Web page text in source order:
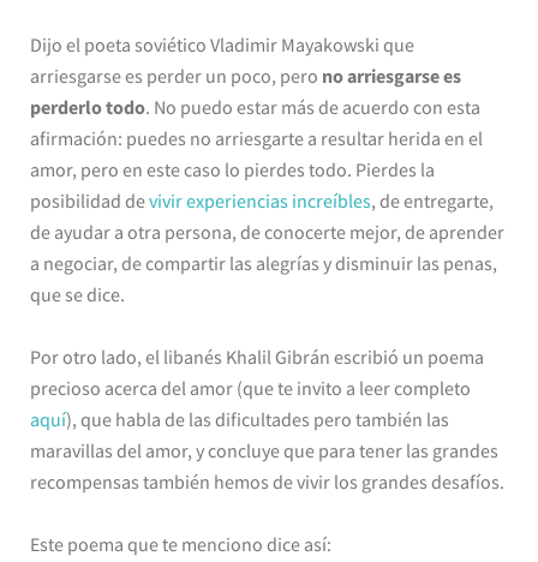
Dijo el poeta soviético Vladimir Mayakowski que
arriesgarse es perder un poco, pero no arriesgarse es
perderlo todo. No puedo estar más de acuerdo con esta
afirmación: puedes no arriesgarte a resultar herida en el
amor, pero en este caso lo pierdes todo. Pierdes la
posibilidad devivir experiencias increíbles, de entregarte,
de ayudar a otra persona, de conocerte mejor, de aprender
a negociar, de compartir las alegrías y disminuir las penas,
que se dice.
Por otro lado, el libanés Khalil Gibrán escribió un poema
precioso acerca del amor (que te invito a leer completo
aquí), que habla de las dificultades pero también las
maravillas del amor, y concluye que para tener las grandes
recompensas también hemos de vivir los grandes desafíos.
Este poema que te menciono dice así: